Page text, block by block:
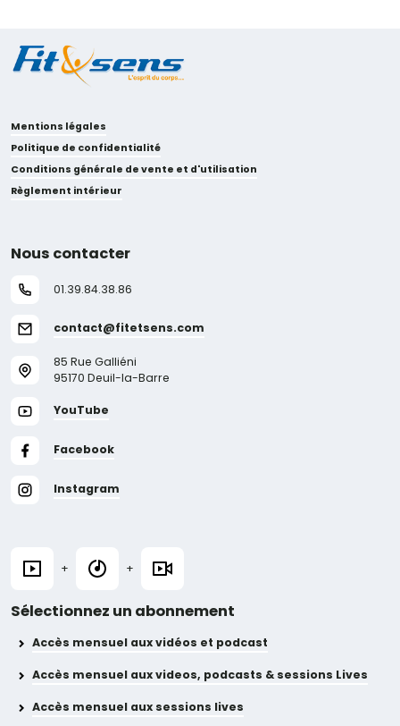
Mentions légales
Politique de confidentialité
Conditions générale de vente et d'utilisation
Règlement intérieur
Nous contacter
01.39.84.38.86
contact@fitetsens.com
85 Rue Galliéni
95170 Deuil-la-Barre
YouTube
Facebook
Instagram
+ +
Sélectionnez un abonnement
Accès mensuel aux vidéos et podcast
Accès mensuel aux videos, podcasts & sessions Lives
Accès mensuel aux sessions lives